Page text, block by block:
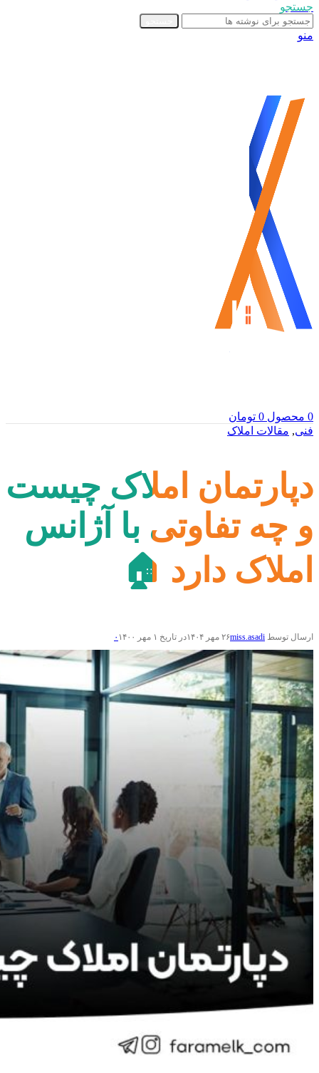
جستجو
منو
0 محصول 0 تومان
فنی, مقالات املاک
دپارتمان املاک چیست
و چه تفاوتی با آژانس
املاک دارد 🏠
ارسال توسط miss.asadi۲۶ مهر ۱۴۰۴ در تاریخ ۱ مهر ۱۴۰۰ ۰